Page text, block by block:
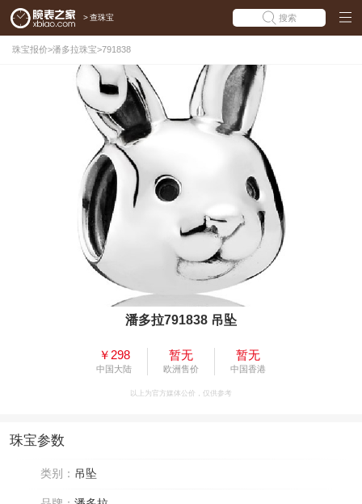
> 查珠宝 搜索
珠宝报价>潘多拉珠宝>791838
潘多拉791838 吊坠
￥298
中国大陆
暂无
欧洲售价
暂无
中国香港
以上为官方媒体公价，仅供参考
珠宝参数
类别： 吊坠